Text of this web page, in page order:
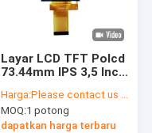
Layar LCD TFT Polcd
73.44mm IPS 3,5 Inci
Piksel
Harga:Please contact us for latest price
MOQ:1 potong
dapatkan harga terbaru